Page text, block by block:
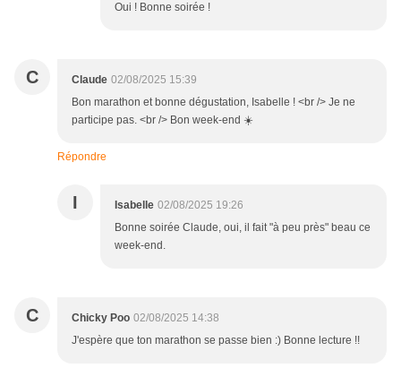
Oui ! Bonne soirée !
C Claude 02/08/2025 15:39
Bon marathon et bonne dégustation, Isabelle ! <br /> Je ne
participe pas. <br /> Bon week-end ☀️
Répondre
I Isabelle 02/08/2025 19:26
Bonne soirée Claude, oui, il fait "à peu près" beau ce
week-end.
C Chicky Poo 02/08/2025 14:38
J'espère que ton marathon se passe bien :) Bonne lecture !!